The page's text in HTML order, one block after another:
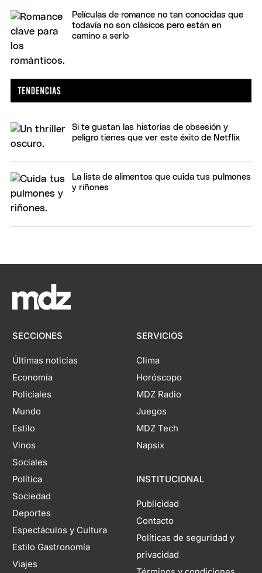
Películas de romance no tan conocidas que
todavía no son clásicos pero están en
camino a serlo
Si te gustan las historias de obsesión y
peligro tienes que ver este éxito de Netflix
La lista de alimentos que cuida tus pulmones
y riñones
SECCIONES
Últimas noticias
Economía
Policiales
Mundo
Estilo
Vinos
Sociales
Política
Sociedad
Deportes
Espectáculos y Cultura
Estilo Gastronomía
Viajes
SERVICIOS
Clima
Horóscopo
MDZ Radio
Juegos
MDZ Tech
Napsix
INSTITUCIONAL
Publicidad
Contacto
Políticas de seguridad y
privacidad